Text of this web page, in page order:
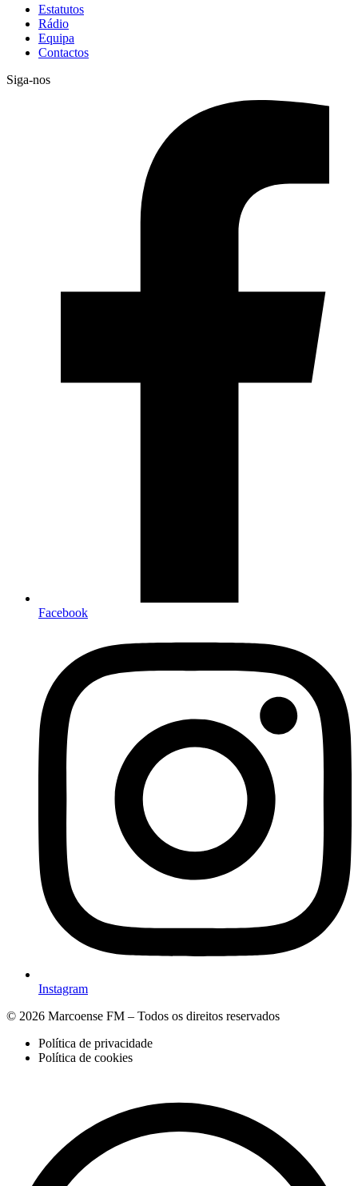
Estatutos
Rádio
Equipa
Contactos
Siga-nos
Facebook
Instagram
© 2026 Marcoense FM – Todos os direitos reservados
Política de privacidade
Política de cookies